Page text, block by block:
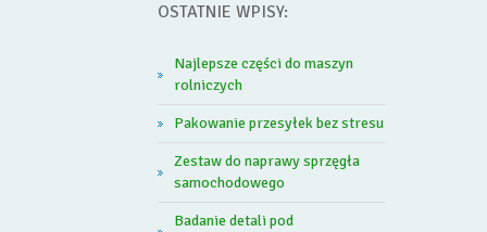
OSTATNIE WPISY:
Najlepsze części do maszyn
rolniczych
Pakowanie przesyłek bez stresu
Zestaw do naprawy sprzęgła
samochodowego
Badanie detali pod